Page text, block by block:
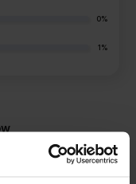
0%
1%
filtry